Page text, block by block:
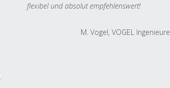
flexibel und absolut empfehlenswert!
M. Vogel, VOGEL Ingenieure